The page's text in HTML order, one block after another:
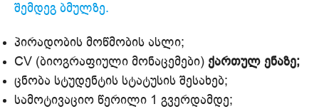
შემდეგ ბმულზე.
პირადობის მოწმობის ასლი;
CV (ბიოგრაფიული მონაცემები) ქართულ ენაზე;
ცნობა სტუდენტის სტატუსის შესახებ;
სამოტივაციო წერილი 1 გვერდამდე;